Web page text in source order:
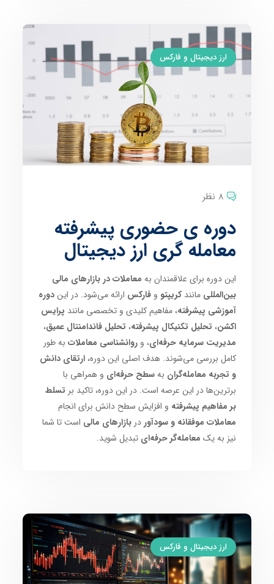
ارز دیجیتال و فارکس
8 نظر
دوره ی حضوری پیشرفته
معامله گری ارز دیجیتال
این دوره برای علاقمندان به معاملات در بازارهای مالی
بین‌المللی مانندکریپتو وفارکس ارائه می‌شود. در ایندوره
آموزشی پیشرفته، مفاهیم کلیدی و تخصصی مانند پرایس
اکشن، تحلیل تکنیکال پیشرفته، تحلیل فاندامنتال عمیق،
مدیریت سرمایه حرفه‌ای، وروانشناسی معاملات به طور
کامل بررسی می‌شوند. هدف اصلی این دوره،ارتقای دانش
و تجربه معامله‌گران بهسطح حرفه‌ای و همراهی با
برترین‌ها در این عرصه است. در این دوره، تاکید بر تسلط
بر مفاهیم پیشرفته و افزایش سطح دانش برای انجام
معاملات موفقانه و سودآور دربازارهای مالی است تا شما
نیز به یک معامله‌گر حرفه‌ای تبدیل شوید.
ارز دیجیتال و فارکس